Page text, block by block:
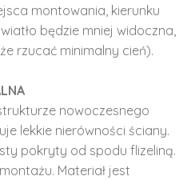
montowania, kierunku
będzie mniej widoczna,
rzucać minimalny cień).
nowoczesnego
lekkie nierówności ściany.
pokryty od spodu flizeliną.
Materiał jest